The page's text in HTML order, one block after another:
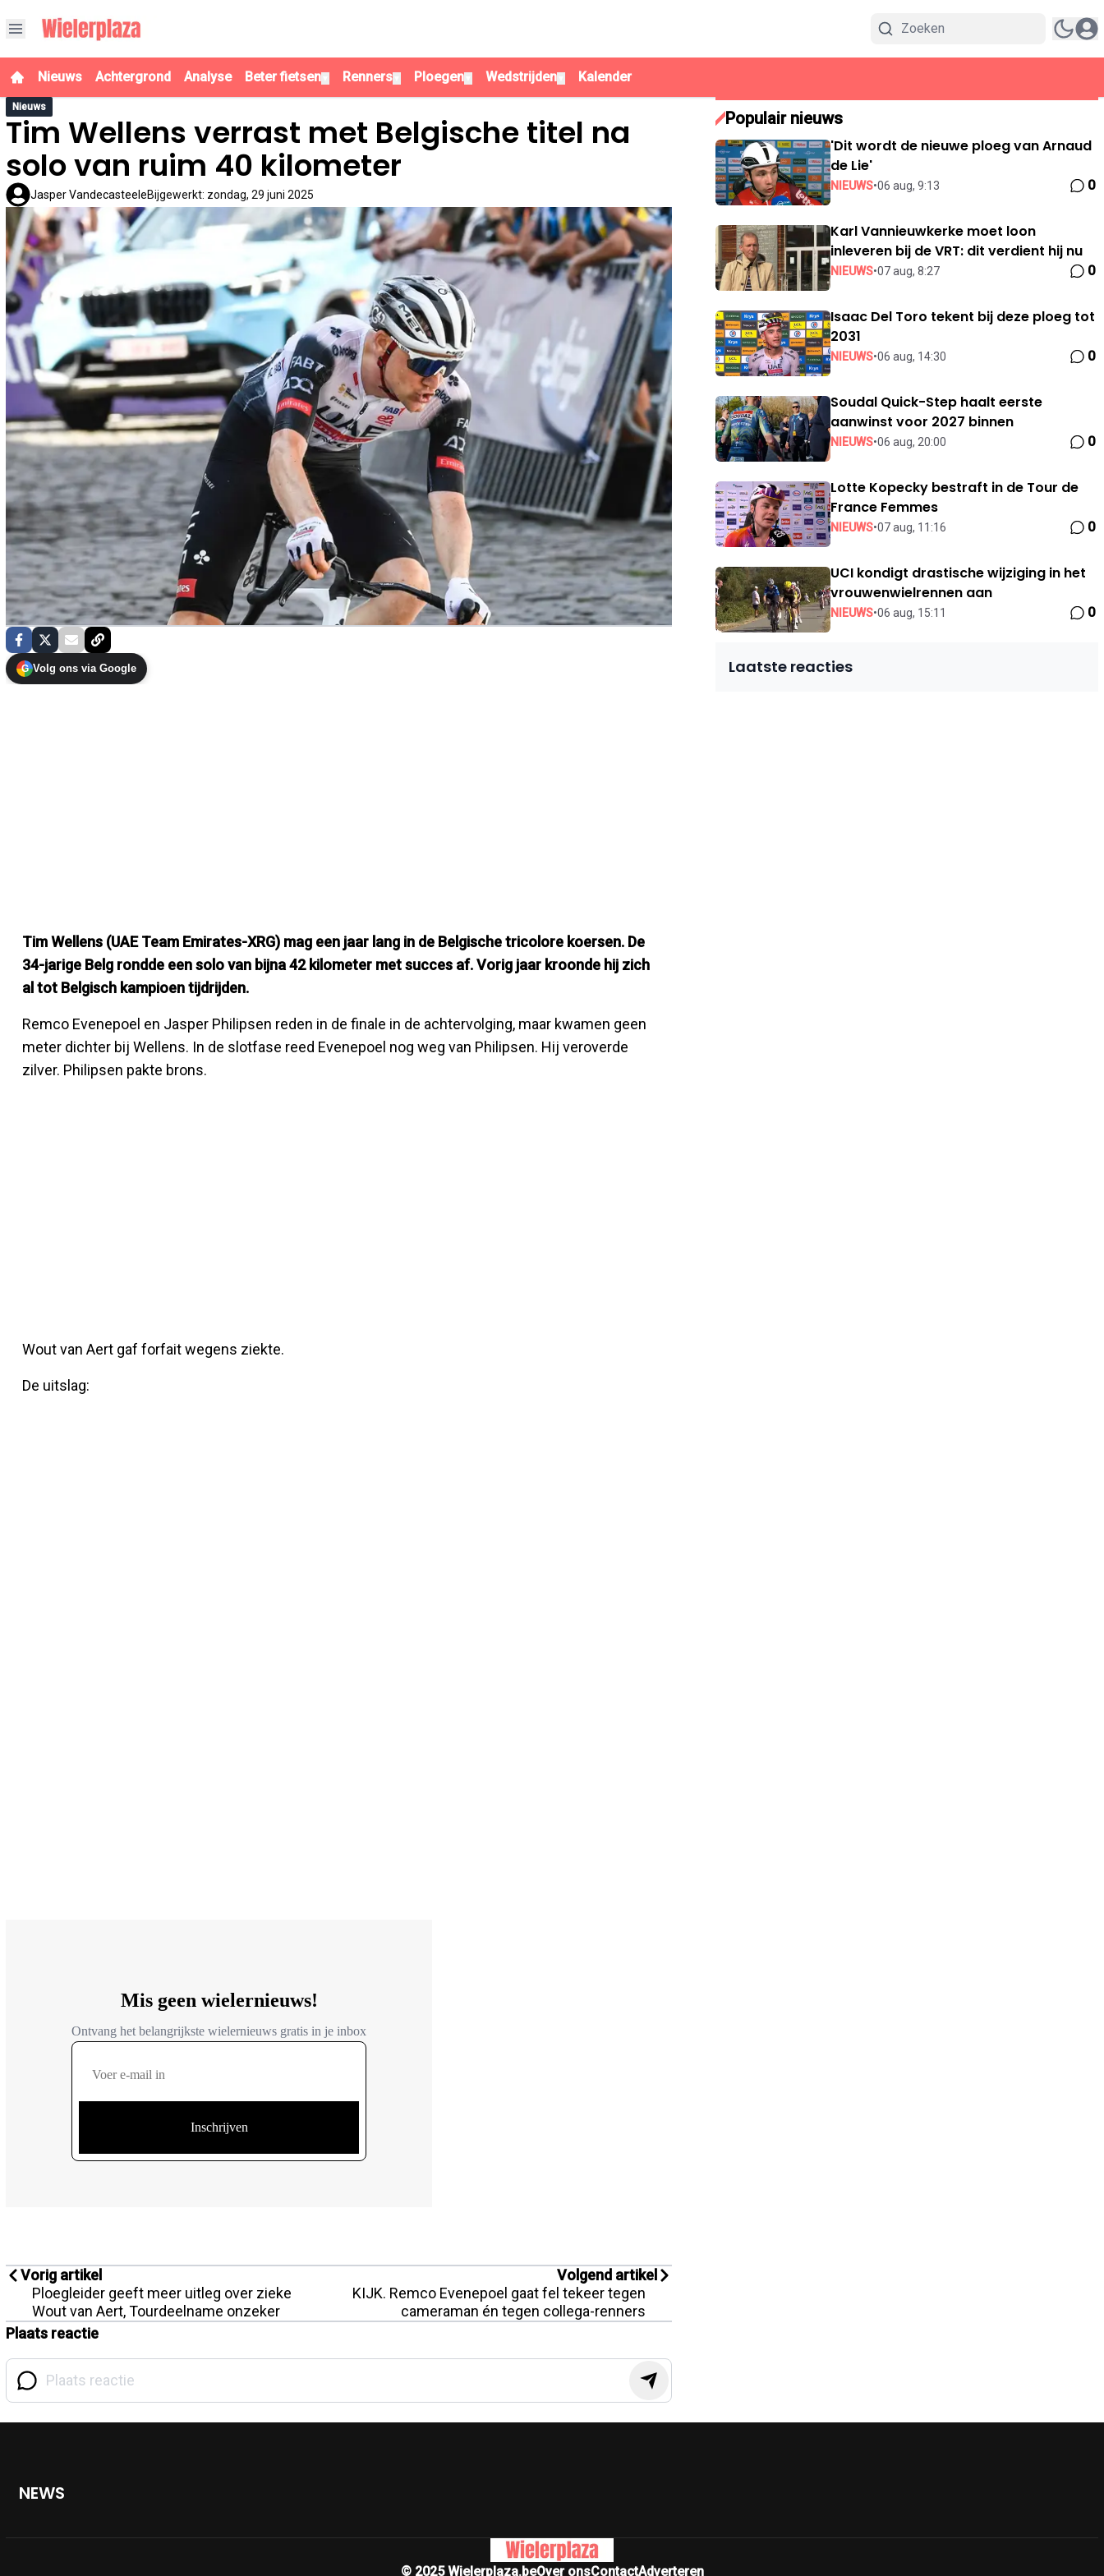
Nieuws Achtergrond Analyse Beter fietsen Renners Ploegen Wedstrijden Kalender
Nieuws
Tim Wellens verrast met Belgische titel na
solo van ruim 40 kilometer
Jasper VandecasteeleBijgewerkt: zondag, 29 juni 2025
G Volg ons via Google
Tim Wellens (UAE Team Emirates-XRG) mag een jaar lang in de Belgische tricolore koersen. De
34-jarige Belg rondde een solo van bijna 42 kilometer met succes af. Vorig jaar kroonde hij zich
al tot Belgisch kampioen tijdrijden.
Remco Evenepoel en Jasper Philipsen reden in de finale in de achtervolging, maar kwamen geen
meter dichter bij Wellens. In de slotfase reed Evenepoel nog weg van Philipsen. Hij veroverde
zilver. Philipsen pakte brons.
Wout van Aert gaf forfait wegens ziekte.
De uitslag:
Vorig artikel
Ploegleider geeft meer uitleg over zieke
Wout van Aert, Tourdeelname onzeker
Volgend artikel
KIJK. Remco Evenepoel gaat fel tekeer tegen
cameraman én tegen collega-renners
Plaats reactie
Populair nieuws
'Dit wordt de nieuwe ploeg van Arnaud
de Lie'
NIEUWS•06 aug, 9:13 0
Karl Vannieuwkerke moet loon
inleveren bij de VRT: dit verdient hij nu
NIEUWS•07 aug, 8:27 0
Isaac Del Toro tekent bij deze ploeg tot
2031
NIEUWS•06 aug, 14:30 0
Soudal Quick-Step haalt eerste
aanwinst voor 2027 binnen
NIEUWS•06 aug, 20:00 0
Lotte Kopecky bestraft in de Tour de
France Femmes
NIEUWS•07 aug, 11:16 0
UCI kondigt drastische wijziging in het
vrouwenwielrennen aan
NIEUWS•06 aug, 15:11 0
Laatste reacties
NEWS
© 2025 Wielerplaza.beOver onsContactAdverteren